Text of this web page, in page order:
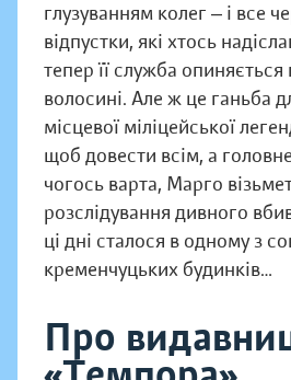
глузуванням колег ‒ і все
відпустки, які хтось
тепер її служба
волосині. Але ж це ганьба
місцевої міліцейської
щоб довести всім, а
чогось варта, Марго
розслідування дивного
ці дні сталося в одному з
кременчуцьких будинків…
Про